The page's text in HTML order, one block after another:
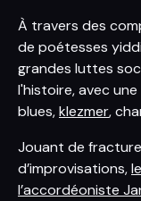
À travers des
de poétesses
grandes luttes
l'histoire, avec
blues,klezmer,
Jouant de
d’improvisations,
l’accordéoniste